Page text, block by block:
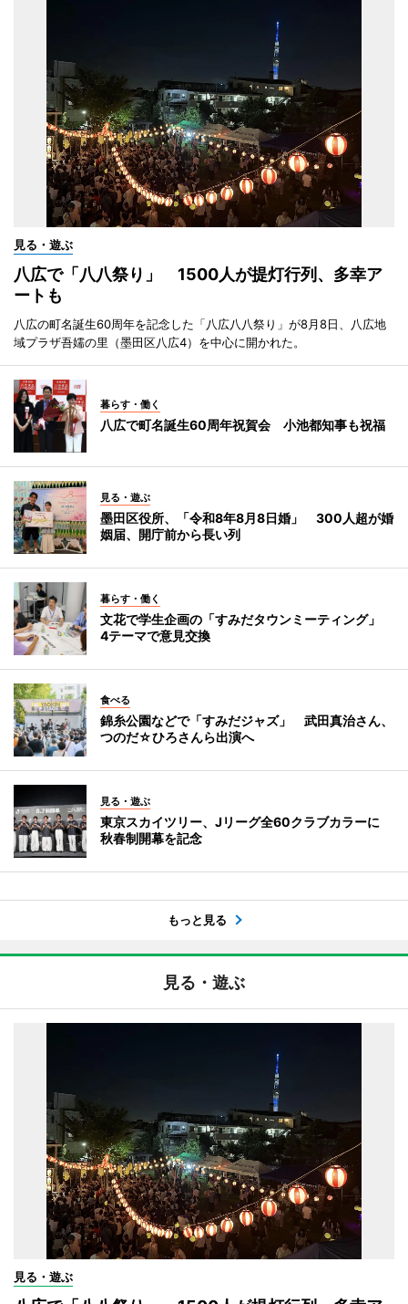
見る・遊ぶ
八広で「八八祭り」 1500人が提灯行列、多幸ア
ートも
八広の町名誕生60周年を記念した「八広八八祭り」が8月8日、八広地
域プラザ吾嬬の里（墨田区八広4）を中心に開かれた。
暮らす・働く
八広で町名誕生60周年祝賀会 小池都知事も祝福
見る・遊ぶ
墨田区役所、「令和8年8月8日婚」 300人超が婚
姻届、開庁前から長い列
暮らす・働く
文花で学生企画の「すみだタウンミーティング」
4テーマで意見交換
食べる
錦糸公園などで「すみだジャズ」 武田真治さん、
つのだ☆ひろさんら出演へ
見る・遊ぶ
東京スカイツリー、Jリーグ全60クラブカラーに
秋春制開幕を記念
もっと見る
見る・遊ぶ
見る・遊ぶ